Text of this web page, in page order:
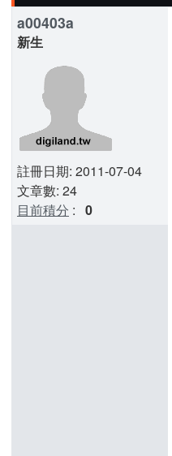
a00403a
新生
註冊日期: 2011-07-04
文章數: 24
目前積分 : 0